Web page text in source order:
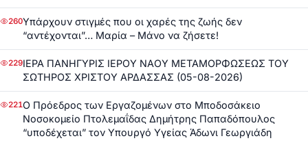
260Υπάρχουν στιγμές που οι χαρές της ζωής δεν
“αντέχονται”… Μαρία – Μάνο να ζήσετε!
229ΙΕΡΑ ΠΑΝΗΓΥΡΙΣ ΙΕΡΟΥ ΝΑΟΥ ΜΕΤΑΜΟΡΦΩΣΕΩΣ ΤΟΥ
ΣΩΤΗΡΟΣ ΧΡΙΣΤΟΥ ΑΡΔΑΣΣΑΣ (05-08-2026)
221Ο Πρόεδρος των Εργαζομένων στο Μποδοσάκειο
Νοσοκομείο Πτολεμαΐδας Δημήτρης Παπαδόπουλος
“υποδέχεται” τον Υπουργό Υγείας Άδωνι Γεωργιάδη